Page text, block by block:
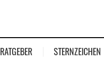
RATGEBER STERNZEICHEN